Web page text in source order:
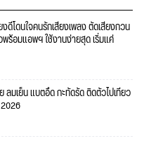
ดีโดนใจคนรักเสียงเพลง ตัดเสียงกวน
ร้อมแอพฯ ใช้งานง่ายสุด เริ่มแค่
มเย็น แบตอึด กะทัดรัด ติดตัวไปเที่ยว